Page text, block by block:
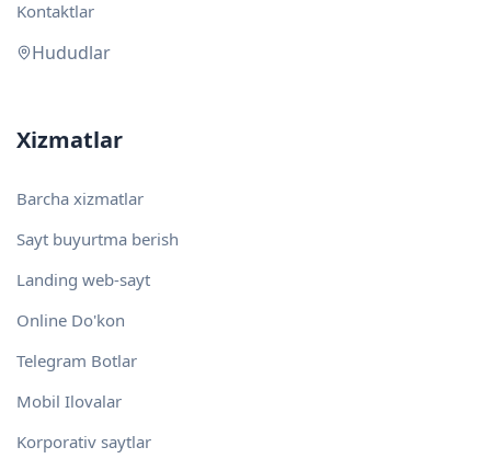
Kontaktlar
Hududlar
Xizmatlar
Barcha xizmatlar
Sayt buyurtma berish
Landing web-sayt
Online Do'kon
Telegram Botlar
Mobil Ilovalar
Korporativ saytlar